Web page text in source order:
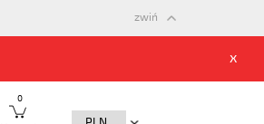
x
zwiń
0